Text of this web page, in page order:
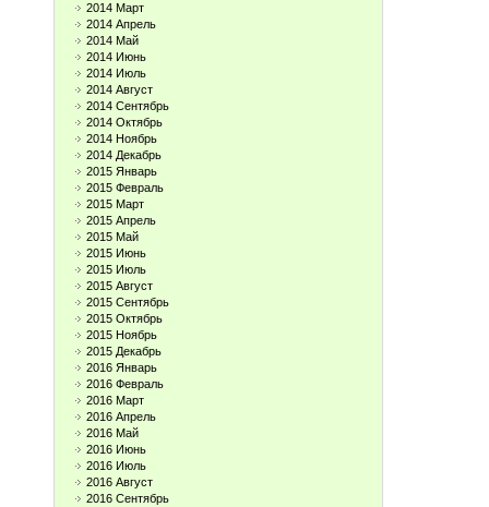
2014 Март
2014 Апрель
2014 Май
2014 Июнь
2014 Июль
2014 Август
2014 Сентябрь
2014 Октябрь
2014 Ноябрь
2014 Декабрь
2015 Январь
2015 Февраль
2015 Март
2015 Апрель
2015 Май
2015 Июнь
2015 Июль
2015 Август
2015 Сентябрь
2015 Октябрь
2015 Ноябрь
2015 Декабрь
2016 Январь
2016 Февраль
2016 Март
2016 Апрель
2016 Май
2016 Июнь
2016 Июль
2016 Август
2016 Сентябрь